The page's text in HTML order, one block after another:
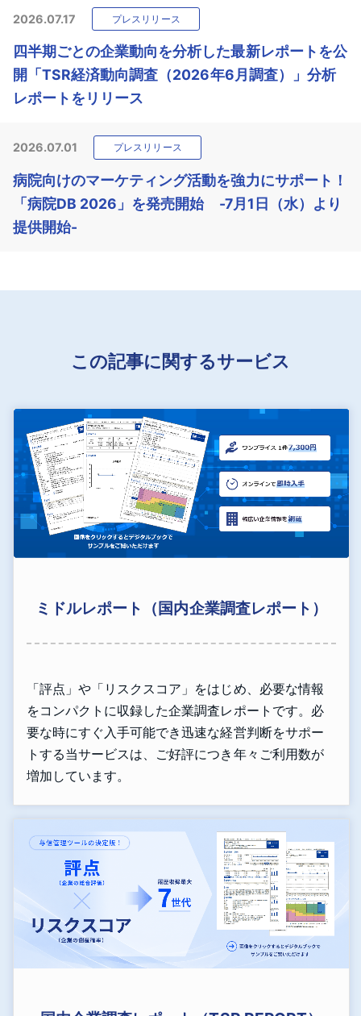
2026.07.17 プレスリリース
四半期ごとの企業動向を分析した最新レポートを公
開「TSR経済動向調査（2026年6月調査）」分析
レポートをリリース
2026.07.01 プレスリリース
病院向けのマーケティング活動を強力にサポート！
「病院DB 2026」を発売開始 -7月1日（水）より
提供開始-
この記事に関するサービス
ミドルレポート（国内企業調査レポート）
「評点」や「リスクスコア」をはじめ、必要な情報
をコンパクトに収録した企業調査レポートです。必
要な時にすぐ入手可能でき迅速な経営判断をサポー
トする当サービスは、ご好評につき年々ご利用数が
増加しています。